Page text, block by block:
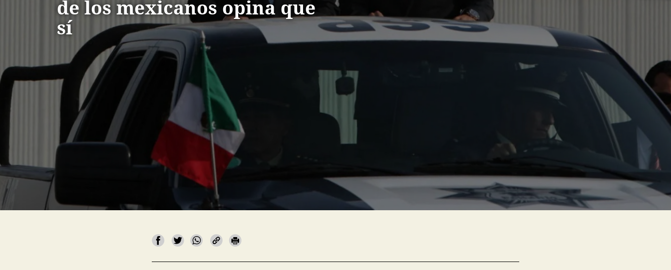
de los mexicanos opina que
sí